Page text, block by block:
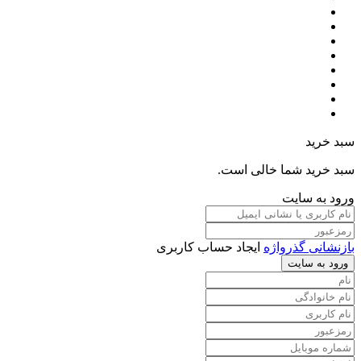
سبد خرید
سبد خرید شما خالی است.
ورود به سایت
بازنشانی گذرواژه ایجاد حساب کاربری
ورود به سایت